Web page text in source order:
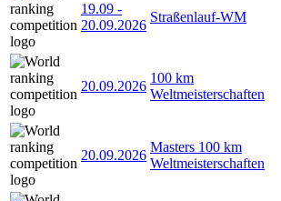
19.09 -
20.09.2026
Straßenlauf-WM
20.09.2026
100 km
Weltmeisterschaften
20.09.2026
Masters 100 km
Weltmeisterschaften